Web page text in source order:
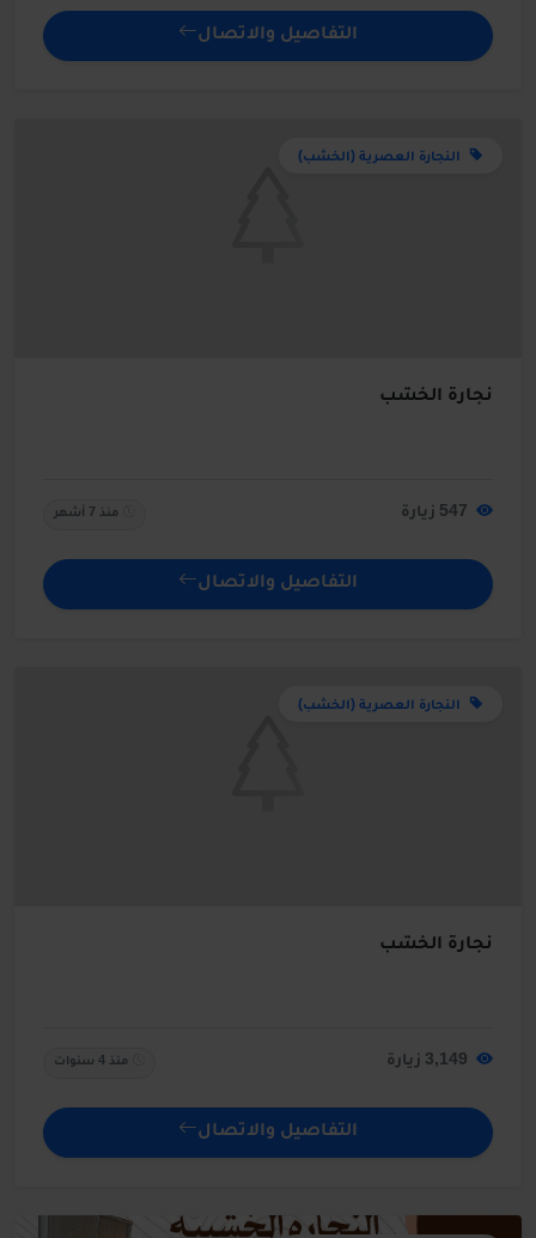
التفاصيل والاتصال
النجارة العصرية (الخشب)
نجارة الخشب
منذ 7 أشهر
التفاصيل والاتصال
النجارة العصرية (الخشب)
نجارة الخشب
منذ 4 سنوات
التفاصيل والاتصال